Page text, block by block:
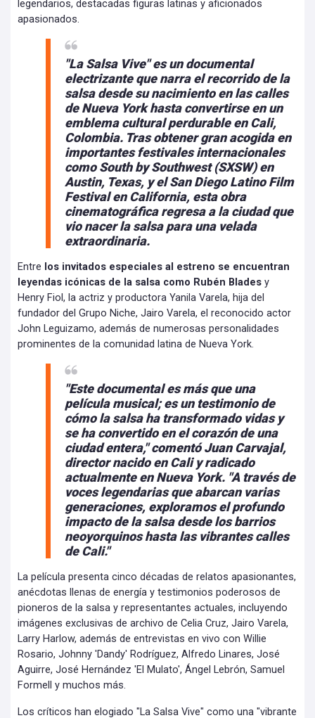
legendarios, destacadas figuras latinas y aficionados
apasionados.
"La Salsa Vive" es un documental
electrizante que narra el recorrido de la
salsa desde su nacimiento en las calles
de Nueva York hasta convertirse en un
emblema cultural perdurable en Cali,
Colombia. Tras obtener gran acogida en
importantes festivales internacionales
como South by Southwest (SXSW) en
Austin, Texas, y el San Diego Latino Film
Festival en California, esta obra
cinematográfica regresa a la ciudad que
vio nacer la salsa para una velada
extraordinaria.
Entre los invitados especiales al estreno se encuentran
leyendas icónicas de la salsa como Rubén Blades y
Henry Fiol, la actriz y productora Yanila Varela, hija del
fundador del Grupo Niche, Jairo Varela, el reconocido actor
John Leguizamo, además de numerosas personalidades
prominentes de la comunidad latina de Nueva York.
"Este documental es más que una
película musical; es un testimonio de
cómo la salsa ha transformado vidas y
se ha convertido en el corazón de una
ciudad entera," comentó Juan Carvajal,
director nacido en Cali y radicado
actualmente en Nueva York. "A través de
voces legendarias que abarcan varias
generaciones, exploramos el profundo
impacto de la salsa desde los barrios
neoyorquinos hasta las vibrantes calles
de Cali."
La película presenta cinco décadas de relatos apasionantes,
anécdotas llenas de energía y testimonios poderosos de
pioneros de la salsa y representantes actuales, incluyendo
imágenes exclusivas de archivo de Celia Cruz, Jairo Varela,
Larry Harlow, además de entrevistas en vivo con Willie
Rosario, Johnny 'Dandy' Rodríguez, Alfredo Linares, José
Aguirre, José Hernández 'El Mulato', Ángel Lebrón, Samuel
Formell y muchos más.
Los críticos han elogiado "La Salsa Vive" como una "vibrante